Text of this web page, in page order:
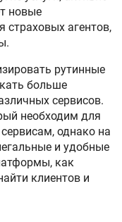
новые
страховых агентов,
рутинные
больше
сервисов.
необходим для
однако на
и удобные
как
клиентов и